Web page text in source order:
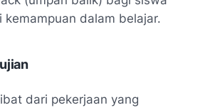
kemampuan dalam belajar.
dari pekerjaan yang